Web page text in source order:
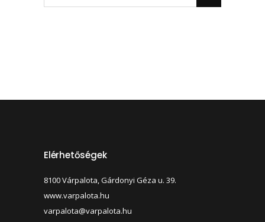
Elérhetőségek
8100 Várpalota, Gárdonyi Géza u. 39.
www.varpalota.hu
varpalota@varpalota.hu